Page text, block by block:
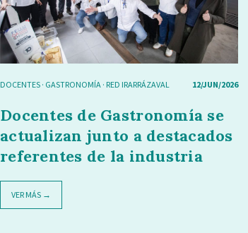
DOCENTES · GASTRONOMÍA · RED IRARRÁZAVAL 12/JUN/2026
Docentes de Gastronomía se
actualizan junto a destacados
referentes de la industria
VER MÁS →